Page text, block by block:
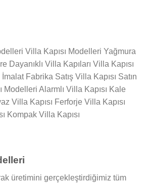
Villa Kapısı Modelleri Yağmura
Dayanıklı Villa Kapıları Villa Kapısı
İmalat Fabrika Satış Villa Kapısı Satın
Modelleri Alarmlı Villa Kapısı Kale
Villa Kapısı Ferforje Villa Kapısı
Kompak Villa Kapısı
üretimini gerçekleştirdiğimiz tüm